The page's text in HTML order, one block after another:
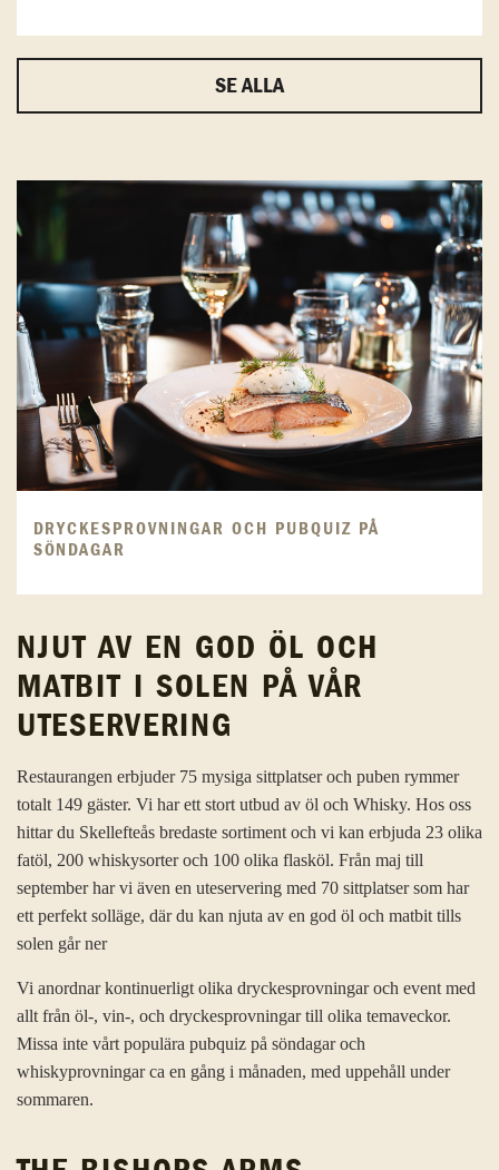
SE ALLA
DRYCKESPROVNINGAR OCH PUBQUIZ PÅ
SÖNDAGAR
NJUT AV EN GOD ÖL OCH
MATBIT I SOLEN PÅ VÅR
UTESERVERING
Restaurangen erbjuder 75 mysiga sittplatser och puben rymmer
totalt 149 gäster. Vi har ett stort utbud av öl och Whisky. Hos oss
hittar du Skellefteås bredaste sortiment och vi kan erbjuda 23 olika
fatöl, 200 whiskysorter och 100 olika flasköl. Från maj till
september har vi även en uteservering med 70 sittplatser som har
ett perfekt solläge, där du kan njuta av en god öl och matbit tills
solen går ner
Vi anordnar kontinuerligt olika dryckesprovningar och event med
allt från öl-, vin-, och dryckesprovningar till olika temaveckor.
Missa inte vårt populära pubquiz på söndagar och
whiskyprovningar ca en gång i månaden, med uppehåll under
sommaren.